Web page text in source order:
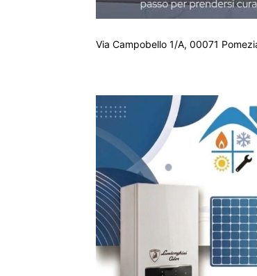
Via Campobello 1/A, 00071